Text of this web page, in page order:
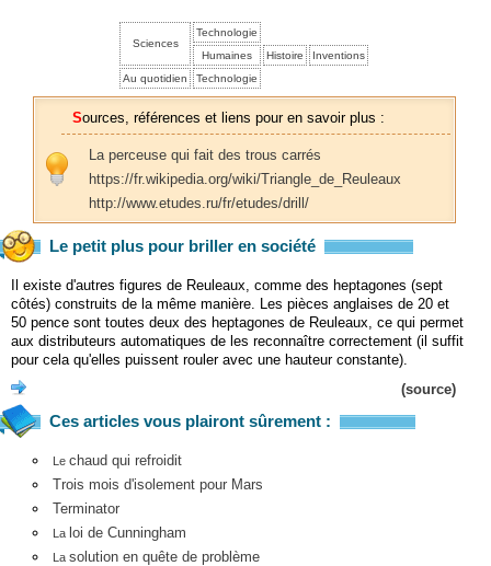
Sciences
Technologie
Humaines
Histoire
Inventions
Au quotidien
Technologie
Sources, références et liens pour en savoir plus :
La perceuse qui fait des trous carrés
https://fr.wikipedia.org/wiki/Triangle_de_Reuleaux
http://www.etudes.ru/fr/etudes/drill/
Le petit plus pour briller en société
Il existe d'autres figures de Reuleaux, comme des heptagones (sept
côtés) construits de la même manière. Les pièces anglaises de 20 et
50 pence sont toutes deux des heptagones de Reuleaux, ce qui permet
aux distributeurs automatiques de les reconnaître correctement (il suffit
pour cela qu'elles puissent rouler avec une hauteur constante).
(source)
Ces articles vous plairont sûrement :
Le chaud qui refroidit
Trois mois d'isolement pour Mars
Terminator
La loi de Cunningham
La solution en quête de problème